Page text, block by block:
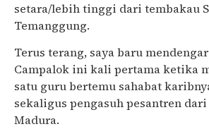
setara/lebih tinggi dari tembakau
Temanggung.
Terus terang, saya baru
Campalok ini kali pertama ketika
satu guru bertemu sahabat
sekaligus pengasuh pesantren dari
Madura.